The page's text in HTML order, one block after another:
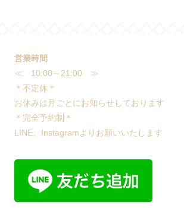
営業時間
≪ 10:00～21:00 ≫
＊不定休＊
お休みは月ごとにお知らせしております
＊完全予約制＊
LINE、Instagramよりお願いいたします